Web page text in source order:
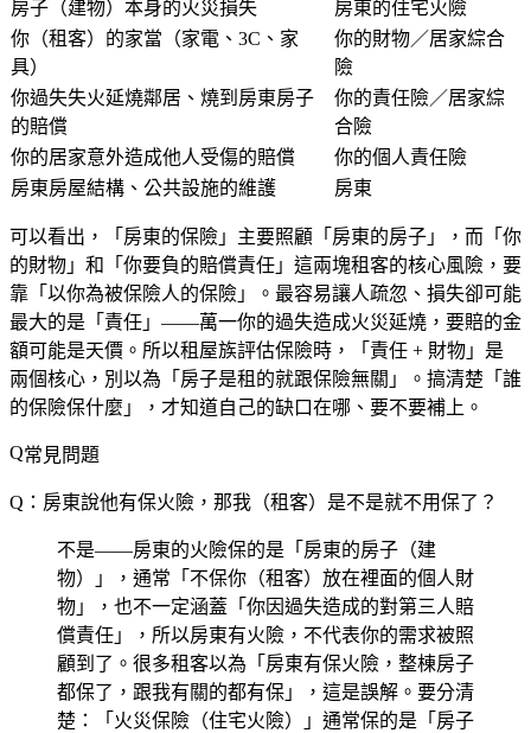
房子（建物）本身的火災損失
房東的住宅火險
你（租客）的家當（家電、3C、家
具）
你的財物／居家綜合
險
你過失失火延燒鄰居、燒到房東房子
的賠償
你的責任險／居家綜
合險
你的居家意外造成他人受傷的賠償
你的個人責任險
房東房屋結構、公共設施的維護
房東
可以看出，「房東的保險」主要照顧「房東的房子」，而「你
的財物」和「你要負的賠償責任」這兩塊租客的核心風險，要
靠「以你為被保險人的保險」。最容易讓人疏忽、損失卻可能
最大的是「責任」——萬一你的過失造成火災延燒，要賠的金
額可能是天價。所以租屋族評估保險時，「責任 + 財物」是
兩個核心，別以為「房子是租的就跟保險無關」。搞清楚「誰
的保險保什麼」，才知道自己的缺口在哪、要不要補上。
常見問題
Q：房東說他有保火險，那我（租客）是不是就不用保了？
不是——房東的火險保的是「房東的房子（建
物）」，通常「不保你（租客）放在裡面的個人財
物」，也不一定涵蓋「你因過失造成的對第三人賠
償責任」，所以房東有火險，不代表你的需求被照
顧到了。很多租客以為「房東有保火險，整棟房子
都保了，跟我有關的都有保」，這是誤解。要分清
楚：「火災保險（住宅火險）」通常保的是「房子